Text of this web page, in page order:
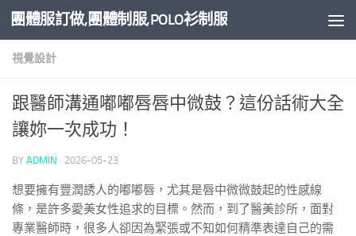
Skip to content
團體服訂做,團體制服,POLO衫制服
視覺設計
跟醫師溝通嘟嘟唇唇中微鼓？這份話術大全
讓妳一次成功！
BY ADMIN · 2026-05-23
想要擁有豐潤誘人的嘟嘟唇，尤其是唇中微微鼓起的性感線
條，是許多愛美女性追求的目標。然而，到了醫美診所，面對
專業醫師時，很多人卻因為緊張或不知如何精準表達自己的需